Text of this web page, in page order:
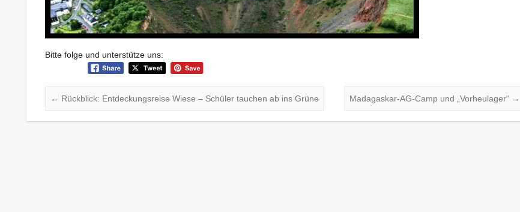
Bitte folge und unterstütze uns:
← Rückblick: Entdeckungsreise Wiese – Schüler tauchen ab ins Grüne Madagaskar-AG-Camp und „Vorheulager“ →